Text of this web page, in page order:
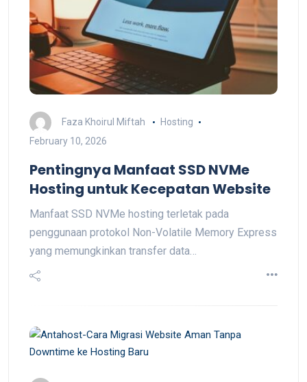
Faza Khoirul Miftah
Hosting
February 10, 2026
Pentingnya Manfaat SSD NVMe
Hosting untuk Kecepatan Website
Manfaat SSD NVMe hosting terletak pada
penggunaan protokol Non-Volatile Memory Express
yang memungkinkan transfer data…